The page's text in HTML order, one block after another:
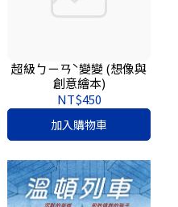
超級ㄅㄧㄢˋ變變 (想像與
創意繪本)
NT$450
加入購物車